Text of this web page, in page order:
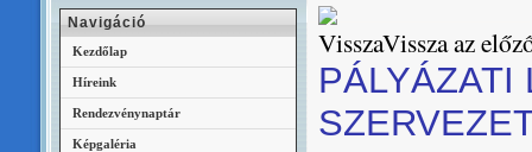
Vissza az
PÁLYÁZATI
Navigáció
Kezdőlap
Híreink
Rendezvénynaptár
Képgaléria